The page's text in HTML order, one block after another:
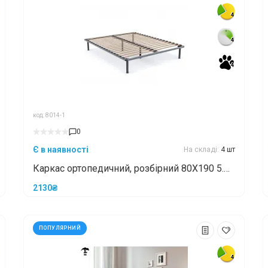
4
4
4
код: 8014-1
0
Є в наявності На складі: 4 шт
4
4
4
Каркас ортопедичний, розбірний 80X190 5.5
(Без ніжок)
2130₴
4
ПОПУЛЯРНИЙ
4